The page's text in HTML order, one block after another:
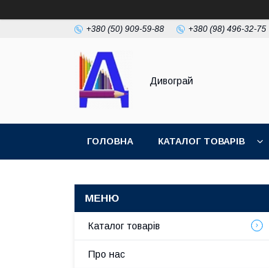
+380 (50) 909-59-88 +380 (98) 496-32-75
Дивограй
ГОЛОВНА КАТАЛОГ ТОВАРІВ
Каталог товарів
Про нас